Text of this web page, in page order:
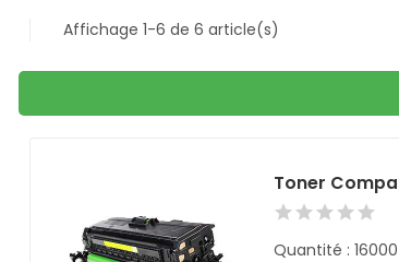
Affichage 1-6 de 6 article(s)
Toner
Quantité :